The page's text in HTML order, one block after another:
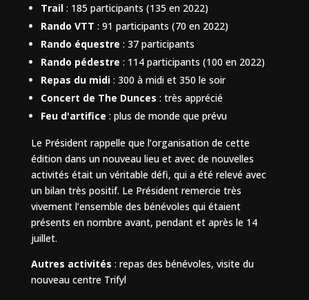
Trail: 185 participants (135 en 2022)
Rando VTT : 91 participants (70 en 2022)
Rando équestre : 37 participants
Rando pédestre : 114 participants (100 en 2022)
Repas du midi: 300 à midi et 350 le soir
Concert de The Dunces : très apprécié
Feu d'artifice : plus de monde que prévu
Le Président rappelle que l’organisation de cette
édition dans un nouveau lieu et avec de nouvelles
activités était un véritable défi, qui a été relevé avec
un bilan très positif. Le Président remercie très
vivement l’ensemble des bénévoles qui étaient
présents en nombre avant, pendant et après le 14
juillet.
Autres activités : repas des bénévoles, visite du
nouveau centre Trifyl